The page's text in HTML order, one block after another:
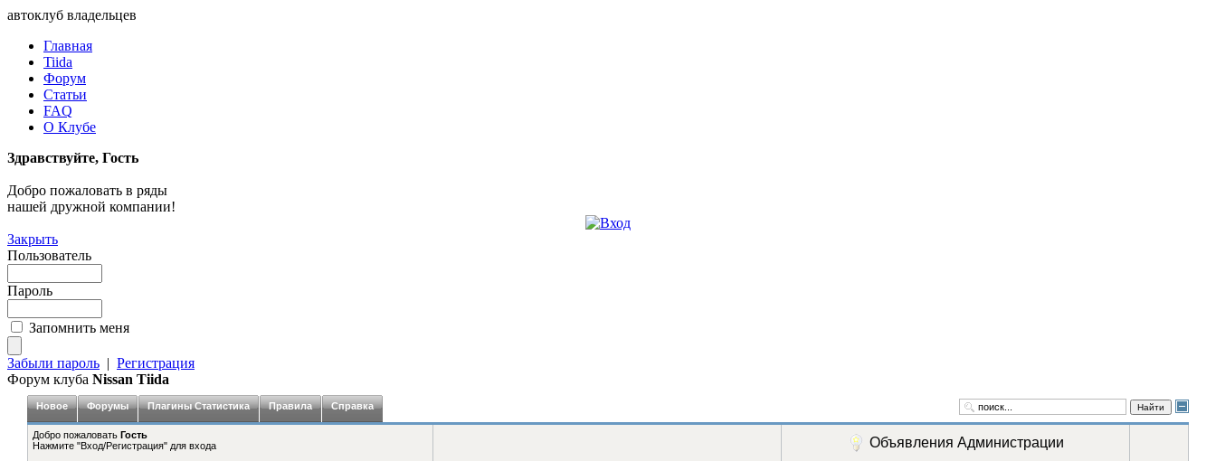
автоклуб владельцев
Главная
Tiida
Форум
Статьи
FAQ
О Клубе
Здравствуйте, Гость
Добро пожаловать в ряды
нашей дружной компании!
Закрыть
Пользователь
Пароль
Запомнить меня
Забыли пароль | Регистрация
Форум клуба Nissan Tiida
Новое Форумы Плагины Статистика Правила Справка Найти
Добро пожаловать Гость
Нажмите "Вход/Регистрация" для входа
Объявления Администрации